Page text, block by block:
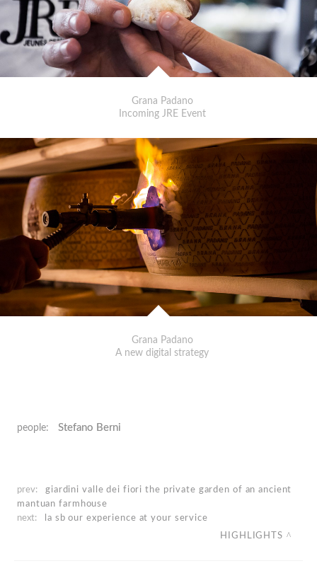
Grana Padano
Incoming JRE Event
Grana Padano
A new digital strategy
people: Stefano Berni
prev: giardini valle dei fiori the private garden of an ancient
mantuan farmhouse
next:
la sbour experience at your service
HIGHLIGHTS